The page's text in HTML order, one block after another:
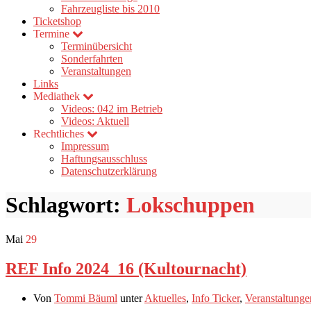
Fahrzeugliste bis 2010
Ticketshop
Termine
Terminübersicht
Sonderfahrten
Veranstaltungen
Links
Mediathek
Videos: 042 im Betrieb
Videos: Aktuell
Rechtliches
Impressum
Haftungsausschluss
Datenschutzerklärung
Schlagwort: Lokschuppen
Mai 29
REF Info 2024_16 (Kultournacht)
Von Tommi Bäuml unterAktuelles, Info Ticker,